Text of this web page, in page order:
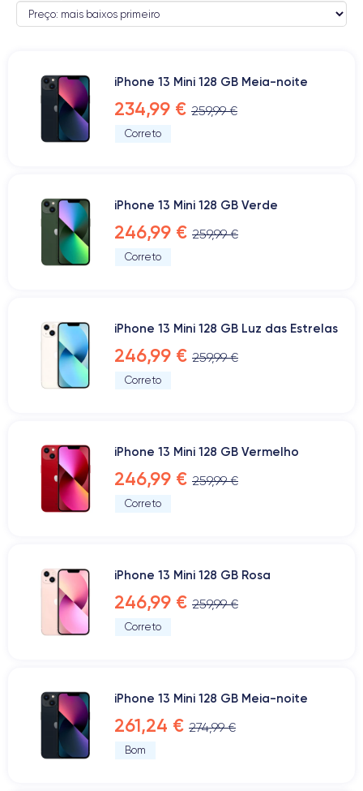
iPhone 13 Mini 128 GB Meia-noite
234,99 € 259,99 €
Correto
iPhone 13 Mini 128 GB Verde
246,99 € 259,99 €
Correto
iPhone 13 Mini 128 GB Luz das Estrelas
246,99 € 259,99 €
Correto
iPhone 13 Mini 128 GB Vermelho
246,99 € 259,99 €
Correto
iPhone 13 Mini 128 GB Rosa
246,99 € 259,99 €
Correto
iPhone 13 Mini 128 GB Meia-noite
261,24 € 274,99 €
Bom